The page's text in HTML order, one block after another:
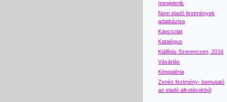
megjelenik
Nem eladó festmények
adatbázisa
Kapcsolat
Katalógus
Kiállítás Szerencsen, 2016
Vásárlás
Képgaléria
Zenés festmény- bemutató
az eladó alkotásokból